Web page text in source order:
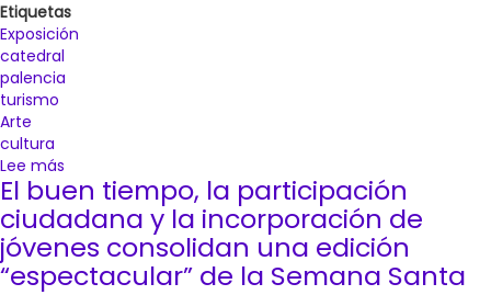
Etiquetas
Exposición
catedral
palencia
turismo
Arte
cultura
Lee más
La
Catedral
de
Palencia
acoge
El buen tiempo, la participación
ciudadana y la incorporación de
jóvenes consolidan una edición
“espectacular” de la Semana Santa